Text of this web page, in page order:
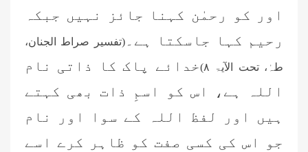
اور کو رحمٰن کہنا جائز نہیں جبکہ
رحیم کہا جاسکتا ہے۔(تفسیر صراط الجنان،
طہٰ، تحت الآیۃ ٨)
خدائے پاک کا ذاتی نام
اللہ ہے، اس کو اسمِ ذات بھی کہتے
ہیں اور لفظ اللہ کے سوا اور نام
جو اس کی کسی صفت کو ظاہر کرے اسے